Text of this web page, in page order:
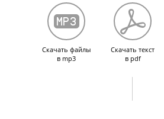
Смерть Сталина.
Возвращение в Москву. «Дело врачей»
и двоюродной сестры Мери Липской.
без прописки и строительство
устроиться на работу в Москве. Работа в
и издательстве «Детский мир».
Скачать файлы
в mp3
Скачать текст
в pdf